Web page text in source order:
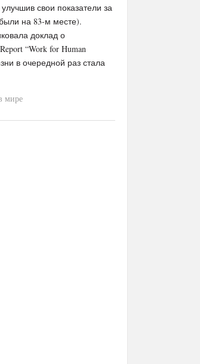
свои показатели за
на 83-м месте).
доклад о
“Work for Human
в очередной раз стала
мире